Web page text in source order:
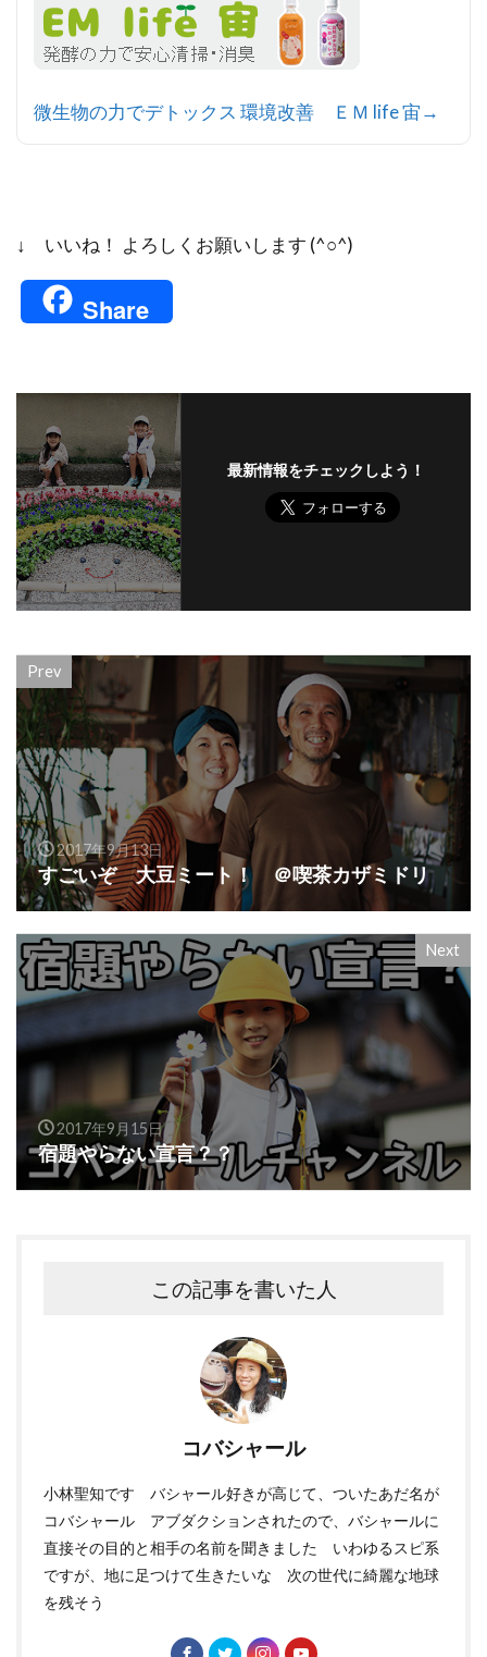
微生物の力でデトックス 環境改善 ＥＭ life 宙→
↓ いいね！ よろしくお願いします (^○^)
Share
最新情報をチェックしよう！
Prev
2017年9月13日
すごいぞ 大豆ミート！ ＠喫茶カザミドリ
Next
2017年9月15日
宿題やらない宣言？？
この記事を書いた人
コバシャール
小林聖知です バシャール好きが高じて、ついたあだ名が
コバシャール アブダクションされたので、バシャールに
直接その目的と相手の名前を聞きました いわゆるスピ系
ですが、地に足つけて生きたいな 次の世代に綺麗な地球
を残そう